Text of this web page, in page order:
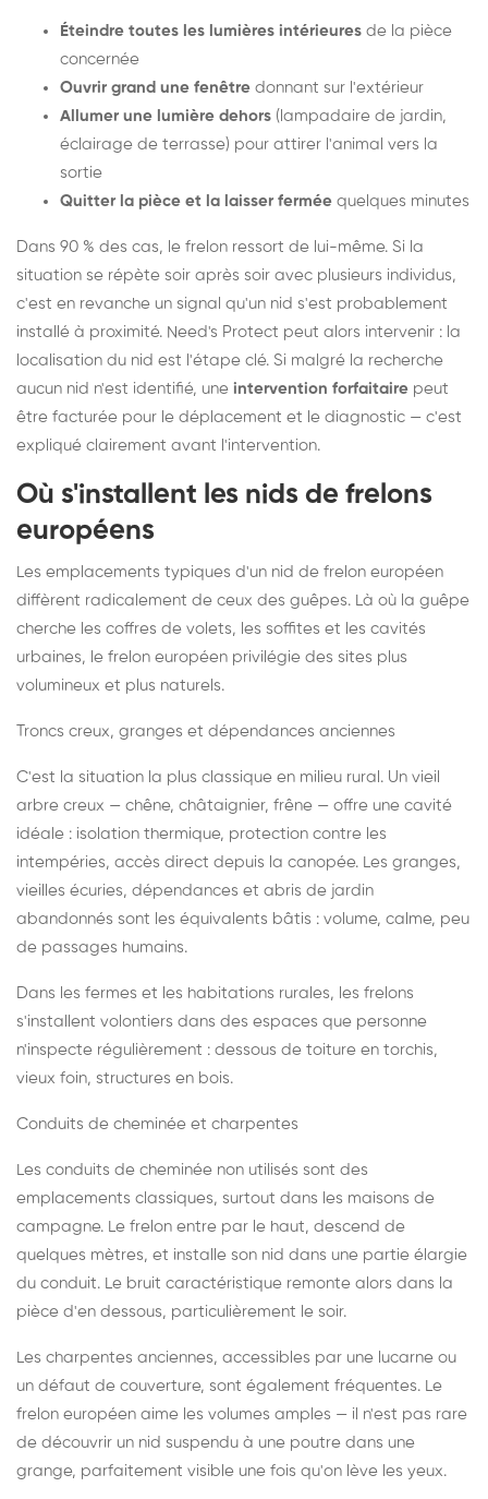
Éteindre toutes les lumières intérieures de la pièce
concernée
Ouvrir grand une fenêtre donnant sur l'extérieur
Allumer une lumière dehors (lampadaire de jardin,
éclairage de terrasse) pour attirer l'animal vers la
sortie
Quitter la pièce et la laisser fermée quelques minutes
Dans 90 % des cas, le frelon ressort de lui-même. Si la
situation se répète soir après soir avec plusieurs individus,
c'est en revanche un signal qu'un nid s'est probablement
installé à proximité. Need's Protect peut alors intervenir : la
localisation du nid est l'étape clé. Si malgré la recherche
aucun nid n'est identifié, une intervention forfaitaire peut
être facturée pour le déplacement et le diagnostic — c'est
expliqué clairement avant l'intervention.
Où s'installent les nids de frelons
européens
Les emplacements typiques d'un nid de frelon européen
diffèrent radicalement de ceux des guêpes. Là où la guêpe
cherche les coffres de volets, les soffites et les cavités
urbaines, le frelon européen privilégie des sites plus
volumineux et plus naturels.
Troncs creux, granges et dépendances anciennes
C'est la situation la plus classique en milieu rural. Un vieil
arbre creux — chêne, châtaignier, frêne — offre une cavité
idéale : isolation thermique, protection contre les
intempéries, accès direct depuis la canopée. Les granges,
vieilles écuries, dépendances et abris de jardin
abandonnés sont les équivalents bâtis : volume, calme, peu
de passages humains.
Dans les fermes et les habitations rurales, les frelons
s'installent volontiers dans des espaces que personne
n'inspecte régulièrement : dessous de toiture en torchis,
vieux foin, structures en bois.
Conduits de cheminée et charpentes
Les conduits de cheminée non utilisés sont des
emplacements classiques, surtout dans les maisons de
campagne. Le frelon entre par le haut, descend de
quelques mètres, et installe son nid dans une partie élargie
du conduit. Le bruit caractéristique remonte alors dans la
pièce d'en dessous, particulièrement le soir.
Les charpentes anciennes, accessibles par une lucarne ou
un défaut de couverture, sont également fréquentes. Le
frelon européen aime les volumes amples — il n'est pas rare
de découvrir un nid suspendu à une poutre dans une
grange, parfaitement visible une fois qu'on lève les yeux.